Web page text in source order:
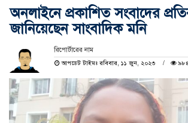
অনলাইনে প্রকাশিত সংবাদের
জানিয়েছেন সাংবাদিক মনি
রিপোর্টারের নাম
আপডেট টাইমঃ রবিবার, ১১ জুন, ২০২৩